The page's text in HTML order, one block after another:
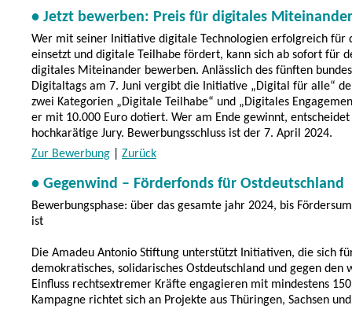
• Jetzt bewerben: Preis für digitales Miteinander
Wer mit seiner Initiative digitale Technologien erfolgreich für
einsetzt und digitale Teilhabe fördert, kann sich ab sofort für
digitales Miteinander bewerben. Anlässlich des fünften
Digitaltags am 7. Juni vergibt die Initiative „Digital für alle“
zwei Kategorien „Digitale Teilhabe“ und „Digitales
er mit 10.000 Euro dotiert. Wer am Ende gewinnt, entscheidet
hochkarätige Jury. Bewerbungsschluss ist der 7. April 2024.
Zur Bewerbung
Zurück
• Gegenwind – Förderfonds für Ostdeutschland
Bewerbungsphase: über das gesamte jahr 2024, bis
ist
Die Amadeu Antonio Stiftung unterstützt Initiativen, die sich
demokratisches, solidarisches Ostdeutschland und gegen den
Einfluss rechtsextremer Kräfte engagieren mit mindestens
Kampagne richtet sich an Projekte aus Thüringen, Sachsen